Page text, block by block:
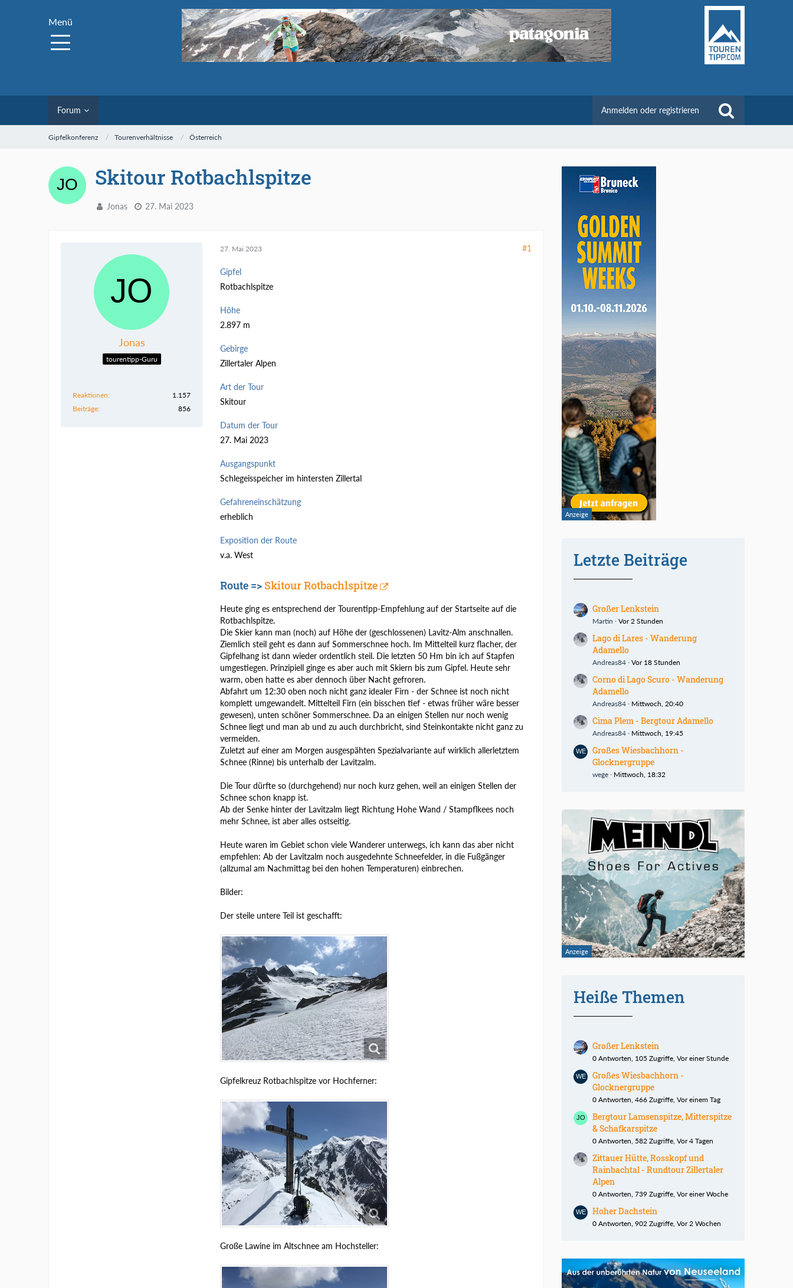
Menü
Forum Anmelden oder registrieren
Gipfelkonferenz Tourenverhältnisse Österreich
Skitour Rotbachlspitze
Jonas 27. Mai 2023
Jonas
tourentipp-Guru
Reaktionen
1.157
Beiträge
856
27. Mai 2023 #1
Gipfel
Rotbachlspitze
Höhe
2.897 m
Gebirge
Zillertaler Alpen
Art der Tour
Skitour
Datum der Tour
27. Mai 2023
Ausgangspunkt
Schlegeisspeicher im hintersten Zillertal
Gefahreneinschätzung
erheblich
Exposition der Route
v.a. West
Route => Skitour Rotbachlspitze
Heute ging es entsprechend der Tourentipp-Empfehlung auf der Startseite auf die
Rotbachlspitze.
Die Skier kann man (noch) auf Höhe der (geschlossenen) Lavitz-Alm anschnallen.
Ziemlich steil geht es dann auf Sommerschnee hoch. Im Mittelteil kurz flacher, der
Gipfelhang ist dann wieder ordentlich steil. Die letzten 50 Hm bin ich auf Stapfen
umgestiegen. Prinzipiell ginge es aber auch mit Skiern bis zum Gipfel. Heute sehr
warm, oben hatte es aber dennoch über Nacht gefroren.
Abfahrt um 12:30 oben noch nicht ganz idealer Firn - der Schnee ist noch nicht
komplett umgewandelt. Mittelteil Firn (ein bisschen tief - etwas früher wäre besser
gewesen), unten schöner Sommerschnee. Da an einigen Stellen nur noch wenig
Schnee liegt und man ab und zu auch durchbricht, sind Steinkontakte nicht ganz zu
vermeiden.
Zuletzt auf einer am Morgen ausgespähten Spezialvariante auf wirklich allerletztem
Schnee (Rinne) bis unterhalb der Lavitzalm.
Die Tour dürfte so (durchgehend) nur noch kurz gehen, weil an einigen Stellen der
Schnee schon knapp ist.
Ab der Senke hinter der Lavitzalm liegt Richtung Hohe Wand / Stampflkees noch
mehr Schnee, ist aber alles ostseitig.
Heute waren im Gebiet schon viele Wanderer unterwegs, ich kann das aber nicht
empfehlen: Ab der Lavitzalm noch ausgedehnte Schneefelder, in die Fußgänger
(allzumal am Nachmittag bei den hohen Temperaturen) einbrechen.
Bilder:
Der steile untere Teil ist geschafft:
Gipfelkreuz Rotbachlspitze vor Hochferner:
Große Lawine im Altschnee am Hochsteller:
Letzte Beiträge
Großer Lenkstein
Martin Vor 2 Stunden
Lago di Lares - Wanderung
Adamello
Andreas84 Vor 18 Stunden
Corno di Lago Scuro - Wanderung
Adamello
Andreas84 Mittwoch, 20:40
Cima Plem - Bergtour Adamello
Andreas84 Mittwoch, 19:45
Großes Wiesbachhorn -
Glocknergruppe
wege Mittwoch, 18:32
Heiße Themen
Großer Lenkstein
0 Antworten, 105 Zugriffe, Vor einer Stunde
Großes Wiesbachhorn -
Glocknergruppe
0 Antworten, 466 Zugriffe, Vor einem Tag
Bergtour Lamsenspitze, Mitterspitze
& Schafkarspitze
0 Antworten, 582 Zugriffe, Vor 4 Tagen
Zittauer Hütte, Rosskopf und
Rainbachtal - Rundtour Zillertaler
Alpen
0 Antworten, 739 Zugriffe, Vor einer Woche
Hoher Dachstein
0 Antworten, 902 Zugriffe, Vor 2 Wochen